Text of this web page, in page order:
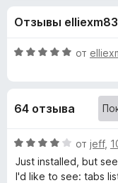
а
C
o
5
з
Отзывы elliexm83
О
е
о
н
а
от
64 отзыва
О
ц
е
от jeff,
Just installed, but
I'd like to see: tabs